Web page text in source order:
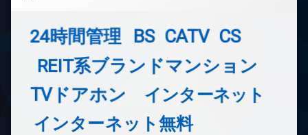
24時間管理 BS CATV CS
REIT系ブランドマンション
TVドアホン
インターネット
インターネット無料